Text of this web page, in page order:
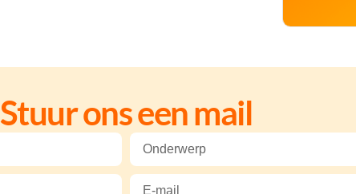
Stuur ons een mail